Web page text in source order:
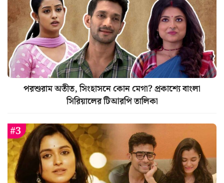
পরশুরাম অতীত, সিংহাসনে কোন মেগা? প্রকাশ্যে বাংলা
সিরিয়ালের টিআরপি তালিকা